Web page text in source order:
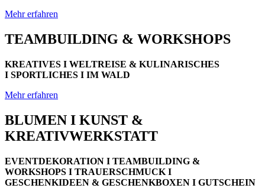
Mehr erfahren
TEAMBUILDING & WORKSHOPS
KREATIVES I WELTREISE & KULINARISCHES
I SPORTLICHES I IM WALD
Mehr erfahren
BLUMEN I KUNST &
KREATIVWERKSTATT
EVENTDEKORATION I TEAMBUILDING &
WORKSHOPS I TRAUERSCHMUCK I
GESCHENKIDEEN & GESCHENKBOXEN I GUTSCHEIN